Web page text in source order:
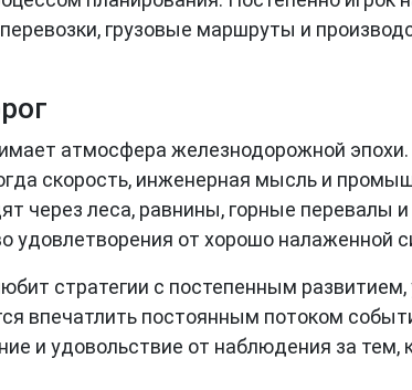
грузовые маршруты и
атмосфера железнодорожной
скорость, инженерная мысль и
через леса, равнины, горные
удовлетворения от хорошо налаженной
стратегии с постепенным
впечатлить постоянным потоком
и удовольствие от наблюдения за